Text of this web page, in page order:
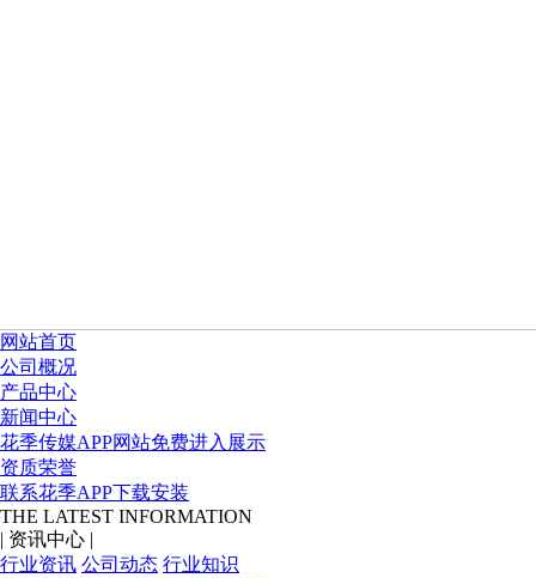
网站首页
公司概况
产品中心
新闻中心
花季传媒APP网站免费进入展示
资质荣誉
联系花季APP下载安装
THE LATEST INFORMATION
| 资讯中心 |
行业资讯 公司动态 行业知识